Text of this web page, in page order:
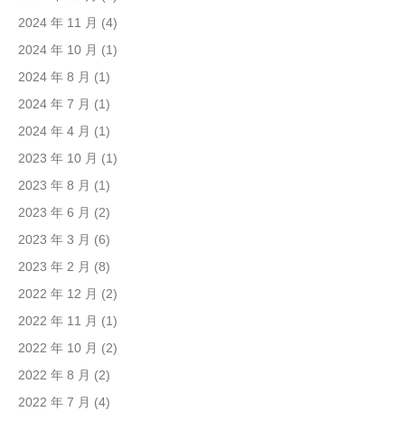
2024 年 11 月 (4)
2024 年 10 月 (1)
2024 年 8 月 (1)
2024 年 7 月 (1)
2024 年 4 月 (1)
2023 年 10 月 (1)
2023 年 8 月 (1)
2023 年 6 月 (2)
2023 年 3 月 (6)
2023 年 2 月 (8)
2022 年 12 月 (2)
2022 年 11 月 (1)
2022 年 10 月 (2)
2022 年 8 月 (2)
2022 年 7 月 (4)